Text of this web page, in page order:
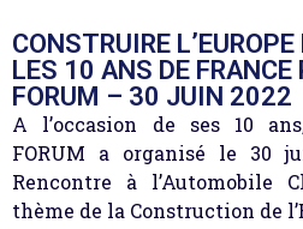
CONSTRUIRE
LES 10 ANS DE FRANCE
FORUM – 30 JUIN 2022
A l’occasion de ses 10
FORUM a organisé le 30
Rencontre à l’Automobile
thème de la Construction de